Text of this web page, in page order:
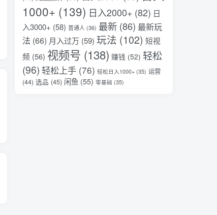
1000+ (139) 日入2000+ (82) 日
入3000+ (58) 普通人 (36) 最新 (86) 最新玩
法 (66) 月入过万 (59) 玩法 (102) 短视
频 (56) 视频号 (138) 赚钱 (52) 轻松
(96) 轻松上手 (76) 轻松日入1000+ (35) 运营
(44) 选品 (45) 闲鱼 (55) 零基础 (35)